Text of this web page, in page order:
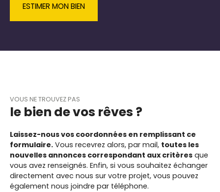
Située dans un quartier paisible, cette
générale à seulement 5 minutes à pied. Ne
dès aujourd'hui pour organiser une visite et
découvrir par vous-même tout le potentiel
LUC agent commercial RSC982162760
ESTIMER MON BIEN
VOUS NE TROUVEZ PAS
le bien de vos rêves ?
Laissez-nous vos coordonnées en remplissant ce
formulaire. Vous recevrez alors, par mail, toutes les
nouvelles annonces correspondant aux critères que
vous avez renseignés. Enfin, si vous souhaitez échanger
directement avec nous sur votre projet, vous pouvez
également nous joindre par téléphone.